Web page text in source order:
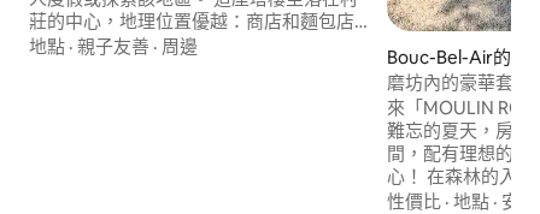
莊的中心，地理位置優越：商店和麵包店
都在附近，附近還有許多登山步道，包括
地點 · 親子友善 · 周邊
Bouc-Bel-Air的風
磨坊內的豪華套房
來「MOULIN
難忘的夏天，房源
間，配有理想的按
心！ 在森林的入
一座古老的油廠，
性價比 ·地點 · 安靜